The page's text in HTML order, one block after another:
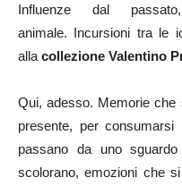
Influenze dal
animale. Incursioni tra le
alla collezione Valentino
Qui, adesso. Memorie che
presente, per
passano da uno
scolorano, emozioni che